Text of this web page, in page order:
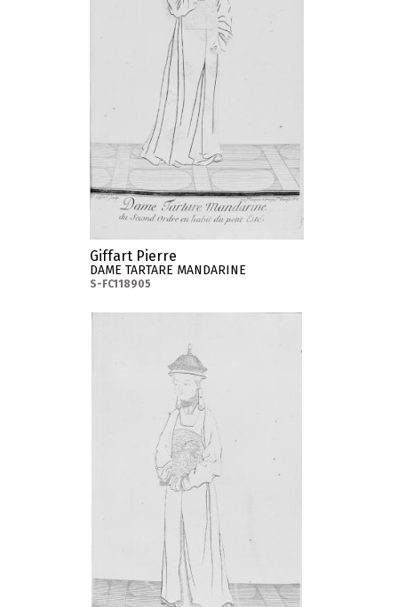
Giffart Pierre
DAME TARTARE MANDARINE
S-FC118905